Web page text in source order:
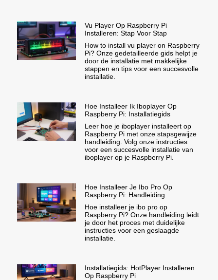
Vu Player Op Raspberry Pi
Installeren: Stap Voor Stap
How to install vu player on Raspberry
Pi? Onze gedetailleerde gids helpt je
door de installatie met makkelijke
stappen en tips voor een succesvolle
installatie.
Hoe Installeer Ik Iboplayer Op
Raspberry Pi: Installatiegids
Leer hoe je iboplayer installeert op
Raspberry Pi met onze stapsgewijze
handleiding. Volg onze instructies
voor een succesvolle installatie van
iboplayer op je Raspberry Pi.
Hoe Installeer Je Ibo Pro Op
Raspberry Pi: Handleiding
Hoe installeer je ibo pro op
Raspberry Pi? Onze handleiding leidt
je door het proces met duidelijke
instructies voor een geslaagde
installatie.
Installatiegids: HotPlayer Installeren
Op Raspberry Pi